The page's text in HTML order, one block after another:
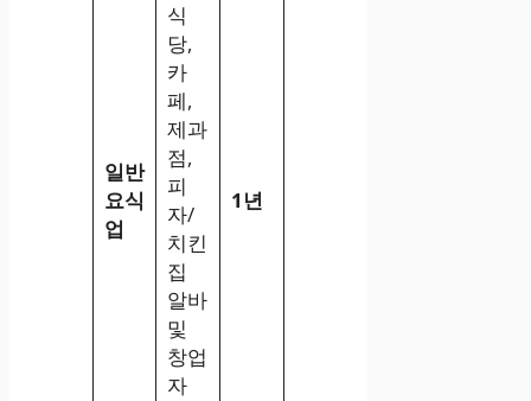
일반
요식
업
식
당,
카
페,
제과
점,
피
자/
치킨
집
알바
및
창업
자
1년